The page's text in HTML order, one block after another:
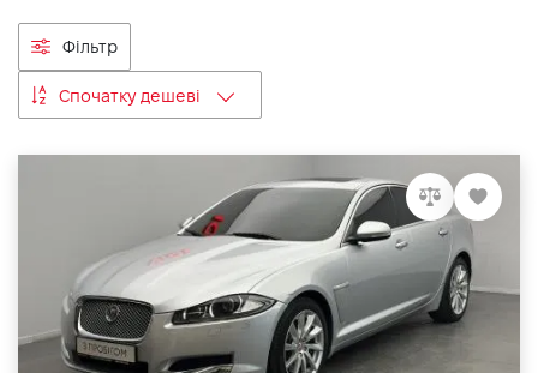
Фільтр
Спочатку дешеві
VIDI Кар'єра
Контакти
Підпишись на наш канал та слідкуй за
акціями, послугами та новинками